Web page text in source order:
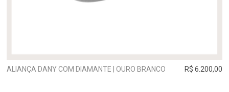
ALIANÇA DANY COM DIAMANTE | OURO BRANCO R$ 6.200,00